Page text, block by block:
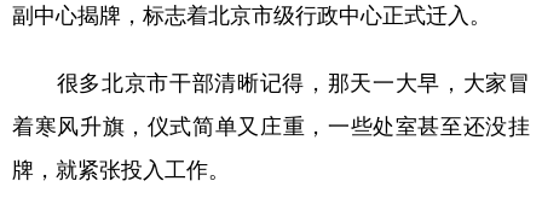
副中心揭牌，标志着北京市级行政中心正式迁入。
很多北京市干部清晰记得，那天一大早，大家冒
着寒风升旗，仪式简单又庄重，一些处室甚至还没挂
牌，就紧张投入工作。